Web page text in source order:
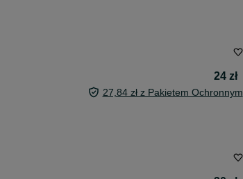
24 zł
27,84 zł z Pakietem Ochronnym